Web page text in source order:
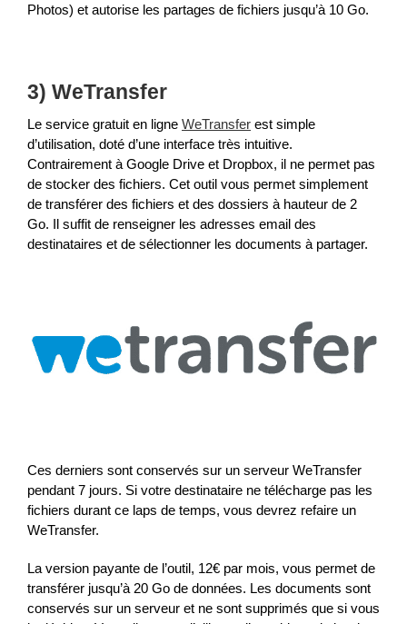
Photos) et autorise les partages de fichiers jusqu’à 10 Go.
3) WeTransfer
Le service gratuit en ligne WeTransfer est simple
d’utilisation, doté d’une interface très intuitive.
Contrairement à Google Drive et Dropbox, il ne permet pas
de stocker des fichiers. Cet outil vous permet simplement
de transférer des fichiers et des dossiers à hauteur de 2
Go. Il suffit de renseigner les adresses email des
destinataires et de sélectionner les documents à partager.
Ces derniers sont conservés sur un serveur WeTransfer
pendant 7 jours. Si votre destinataire ne télécharge pas les
fichiers durant ce laps de temps, vous devrez refaire un
WeTransfer.
La version payante de l’outil, 12€ par mois, vous permet de
transférer jusqu’à 20 Go de données. Les documents sont
conservés sur un serveur et ne sont supprimés que si vous